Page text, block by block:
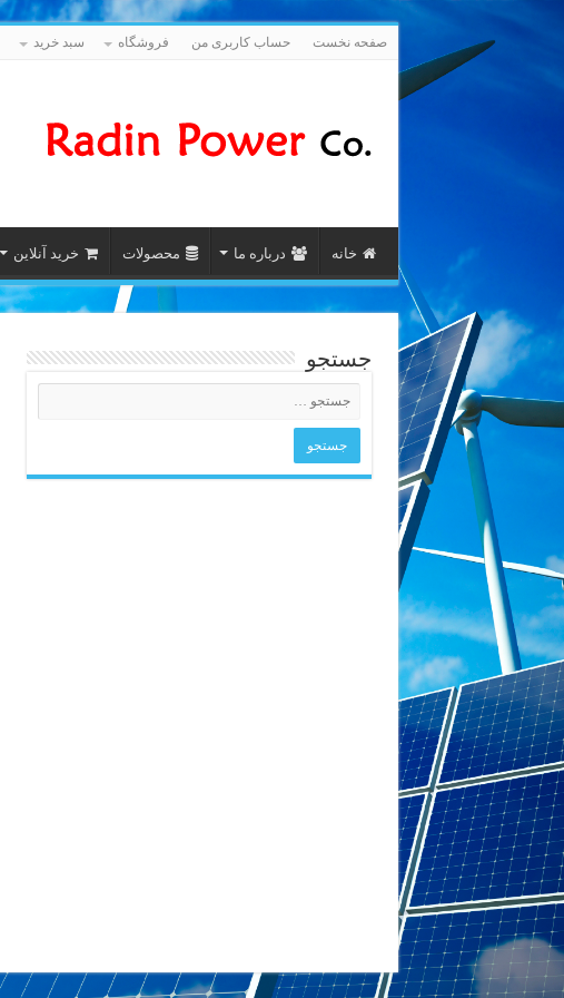
صفحه نخست حساب کاربری من فروشگاه سبد خرید
خانه درباره ما محصولات خرید آنلاین
جستجو